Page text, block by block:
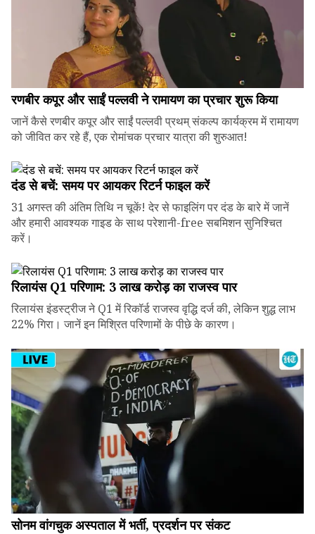
रणबीर कपूर और साईं पल्लवी ने रामायण का प्रचार शुरू किया
जानें कैसे रणबीर कपूर और साईं पल्लवी प्रथम् संकल्प कार्यक्रम में रामायण
को जीवित कर रहे हैं, एक रोमांचक प्रचार यात्रा की शुरुआत!
दंड से बचें: समय पर आयकर रिटर्न फाइल करें
31 अगस्त की अंतिम तिथि न चूकें! देर से फाइलिंग पर दंड के बारे में जानें
और हमारी आवश्यक गाइड के साथ परेशानी-free सबमिशन सुनिश्चित
करें।
रिलायंस Q1 परिणाम: ₹3 लाख करोड़ का राजस्व पार
रिलायंस इंडस्ट्रीज ने Q1 में रिकॉर्ड राजस्व वृद्धि दर्ज की, लेकिन शुद्ध लाभ
22% गिरा। जानें इन मिश्रित परिणामों के पीछे के कारण।
सोनम वांगचुक अस्पताल में भर्ती, प्रदर्शन पर संकट